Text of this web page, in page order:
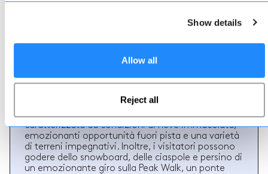
Show details
Allow all
Reject all
Informazioni su Gstaad -
Glacier 3000
Gstaad - Glacier 3000 si trova a Svizzera
entusiasmante con panorami mozzafiato.
rete di piste ben curate, adatte a tutti i livelli di
abilità nello sci. La stagione sciistica qui è
caratterizzata da condizioni di neve immacolata,
emozionanti opportunità fuori pista e una varietà
di terreni impegnativi. Inoltre, i visitatori possono
godere dello snowboard, delle ciaspole e persino di
un emozionante giro sulla Peak Walk, un ponte